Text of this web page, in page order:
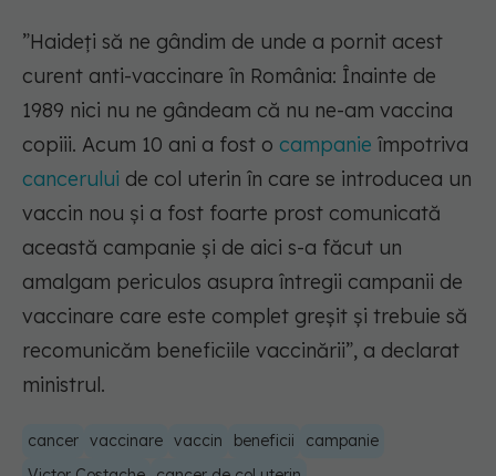
”Haideți să ne gândim de unde a pornit acest
curent anti-vaccinare în România: Înainte de
1989 nici nu ne gândeam că nu ne-am vaccina
copiii. Acum 10 ani a fost o campanie împotriva
cancerului de col uterin în care se introducea un
vaccin nou și a fost foarte prost comunicată
această campanie și de aici s-a făcut un
amalgam periculos asupra întregii campanii de
vaccinare care este complet greșit și trebuie să
recomunicăm beneficiile vaccinării”, a declarat
ministrul.
cancer vaccinare vaccin beneficii
campanie